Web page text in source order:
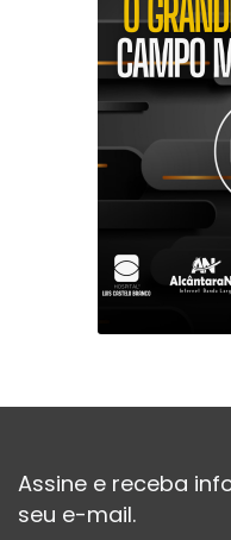
Assine e receba
seu e-mail.